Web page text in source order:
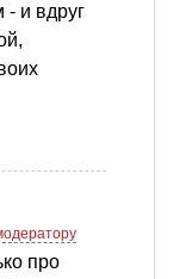
- и вдруг
про